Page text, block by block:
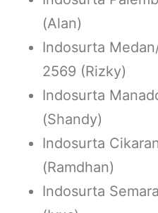
(Alan)
Indosurta
2569 (Rizky)
Indosurta
(Shandy)
Indosurta
(Ramdhan)
Indosurta